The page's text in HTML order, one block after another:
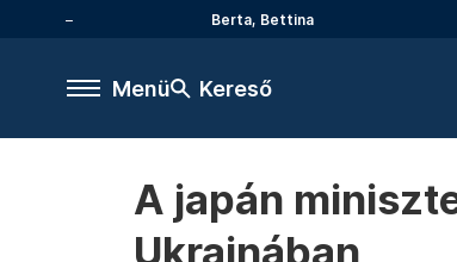
Berta, Bettina
Menü Kereső
A japán
Ukrajnában